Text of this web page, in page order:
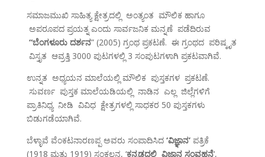
ಸಮಾಜಮುಖಿ ಸಾಹಿತ್ಯ ಕ್ಷೇತ್ರದಲ್ಲಿ ಅಂತ್ಯಂತ ಮೌಲಿಕ ಹಾಗೂ
ಅಪರೂಪದ ಪ್ರಯತ್ನ ಎಂದು ಸಾರ್ವಜನಿಕ ಮನ್ನಣೆ ಪಡೆದಿರುವ
“ಬೆಂಗಳೂರು ದರ್ಶನ” (2005) ಗ್ರಂಥ ಪ್ರಕಟಣೆ. ಈ ಗ್ರಂಥದ ಪರಿಷ್ಕೃತ
ವಿಸ್ತೃತ ಆವ್ರತ್ತಿ 3000 ಪುಟಗಳಲ್ಲಿ 3 ಸಂಪುಟಗಳಾಗಿ ಪ್ರಕಟವಾಗಿವೆ.
ಉನ್ನತ ಅಧ್ಯಯನ ಮಾಲೆಯಲ್ಲಿ ಮೌಲಿಕ ಪುಸ್ತಕಗಳ ಪ್ರಕಟಣೆ.
ಸುವರ್ಣ ಪುಸ್ತಕ ಮಾಲೆಯಡಿಯಲ್ಲಿ ನಾಡಿನ ಎಲ್ಲ ಜಿಲ್ಲೆಗಳಿಗೆ
ಪ್ರಾತಿನಿಧ್ಯ ನೀಡಿ ವಿವಿಧ ಕ್ಷೇತ್ರಗಳಲ್ಲಿ ಸಾಧಕರ 50 ಪುಸ್ತಕಗಳು
ಬಿಡುಗಡೆಯಾಗಿವೆ.
ಬೆಳ್ಳಾವೆ ವೆಂಕಟನಾರಣಪ್ಪ ಅವರು ಸಂಪಾದಿಸಿದ ‘ವಿಜ್ಞಾನ’ ಪತ್ರಿಕೆ
(1918 ಮತ್ತು 1919) ಸಂಕಲನ, ‘ಕನ್ನಡದಲ್ಲಿ ವಿಜ್ಞಾನ ಸಂವಹನೆ‘,